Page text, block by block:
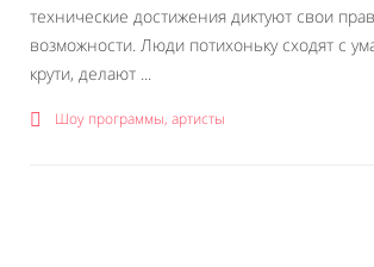
технические достижения диктуют свои
возможности. Люди потихоньку сходят с
крути, делают ...
Шоу программы, артисты